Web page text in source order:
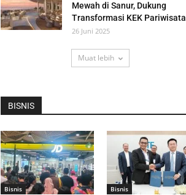
Mewah di Sanur, Dukung
Transformasi KEK Pariwisata
26 Juni 2025
Muat lebih
BISNIS
Bisnis Bisnis